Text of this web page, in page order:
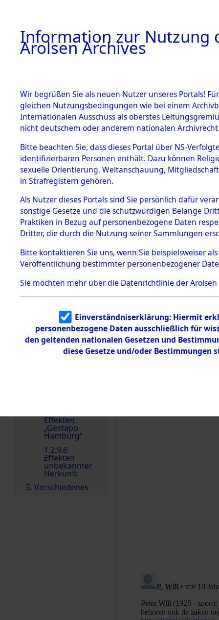
BESTÄNDE
1.
Inhaftierungsdoku
mente
1.2.9 Beim ITS
verwahrte
1.2.9.1
Effekten aus
dem KZ
Dachau
Effekten aus
dem KZ
Dachau,
Landesentsch
ädigungsamt
Effekten aus
dem KZ
Neuengamm
e
Dokument
Effekten
„Gestapo
Hamburg“
1.2.9.6
Effekten
unbekannter
Herkunft
5. Verschiedenes
WILL,
WILL, PETER
Weitere Angaben
4.11.2015: Die
Familien (oder
wurden die
entfernt.
Information zur Nutzung
Arolsen Archives
Wir begrüßen Sie als neuen Nutzer unseres Portals!
gleichen Nutzungsbedingungen wie bei einem
Internationalen Ausschuss als oberstes
nicht deutschem oder anderem nationalen
Bitte beachten Sie, dass dieses Portal über NS-
identifizierbaren Personen enthält. Dazu können
sexuelle Orientierung, Weltanschauung,
in Strafregistern gehören.
Als Nutzer dieses Portals sind Sie persönlich dafür
sonstige Gesetze und die schutzwürdigen Belange
Praktiken in Bezug auf personenbezogene Daten
Dritter, die durch die Nutzung seiner Sammlungen
Bitte kontaktieren Sie uns, wenn Sie beispielsweiser
Veröffentlichung bestimmter personenbezogener
Sie möchten mehr über die Datenrichtlinie der Arolsen
Einverständniserklärung: Hiermit
personenbezogene Daten ausschließlich für
den geltenden nationalen Gesetzen und
diese Gesetze und/oder Bestimmungen